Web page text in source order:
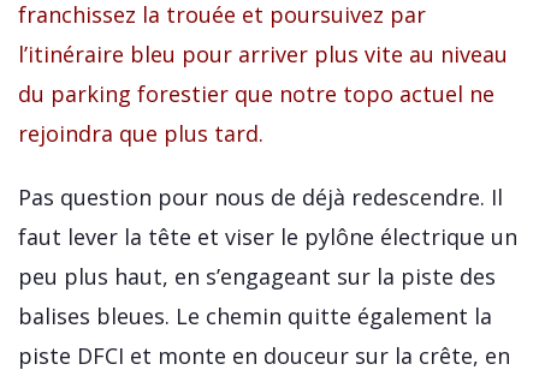
franchissez la trouée et poursuivez par
l’itinéraire bleu pour arriver plus vite au niveau
du parking forestier que notre topo actuel ne
rejoindra que plus tard.
Pas question pour nous de déjà redescendre. Il
faut lever la tête et viser le pylône électrique un
peu plus haut, en s’engageant sur la piste des
balises bleues. Le chemin quitte également la
piste DFCI et monte en douceur sur la crête, en